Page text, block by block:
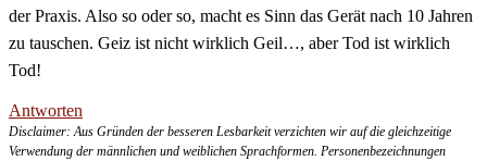
der Praxis. Also so oder so, macht es Sinn das Gerät nach 10 Jahren
zu tauschen. Geiz ist nicht wirklich Geil…, aber Tod ist wirklich
Tod!
Antworten
Disclaimer: Aus Gründen der besseren Lesbarkeit verzichten wir auf die gleichzeitige
Verwendung der männlichen und weiblichen Sprachformen. Personenbezeichnungen